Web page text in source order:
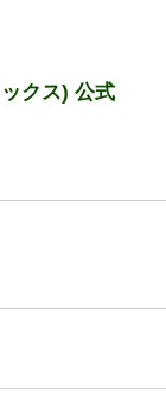
ク ス ) 公 式